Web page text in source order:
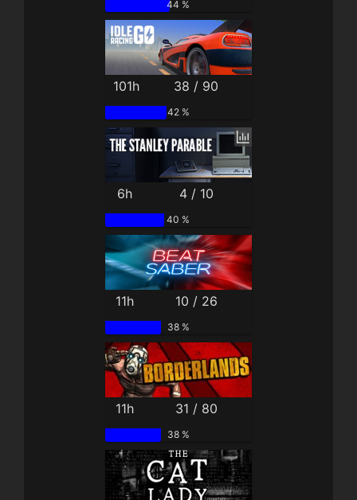
44 %
101h 38 / 90
42 %
6h 4 / 10
40 %
11h 10 / 26
38 %
11h 31 / 80
38 %